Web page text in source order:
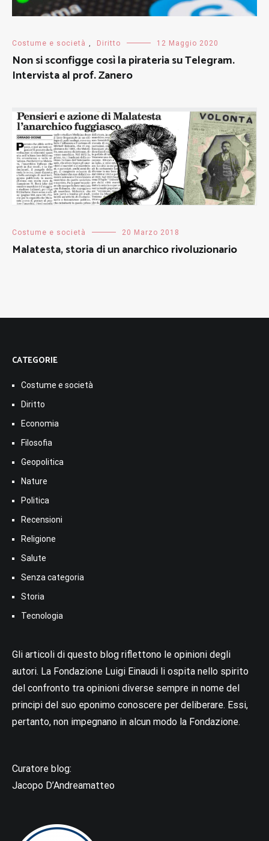
Costume e società , Diritto 12 Maggio 2020
Non si sconfigge così la pirateria su Telegram.
Intervista al prof. Zanero
Costume e società 20 Marzo 2018
Malatesta, storia di un anarchico rivoluzionario
CATEGORIE
Costume e società
Diritto
Economia
Filosofia
Geopolitica
Nature
Politica
Recensioni
Religione
Salute
Senza categoria
Storia
Tecnologia
Gli articoli di questo blog riflettono le opinioni degli
autori. La Fondazione Luigi Einaudi li ospita nello spirito
del confronto tra opinioni diverse sempre in nome del
principi del suo eponimo conoscere per deliberare. Essi,
pertanto, non impegnano in alcun modo la Fondazione.
Curatore blog:
Jacopo D’Andreamatteo